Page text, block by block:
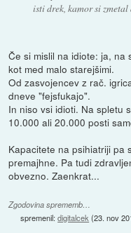
isti drek, kamor si
Če si mislil na idiote: ja, na
kot med malo starejšimi.
Od zasvojencev z rač.
dneve "fejsfukajo".
In niso vsi idioti. Na spletu
10.000 ali 20.000 posti
Kapacitete na psihiatriji pa
premajhne. Pa tudi
obvezno. Zaenkrat...
Zgodovina sprememb…
spremenil:digitalcek(23. nov